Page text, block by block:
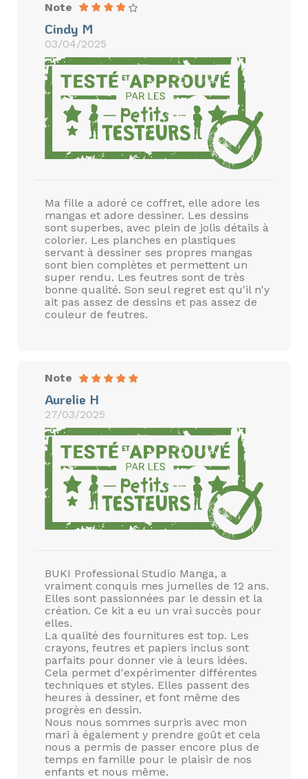
Note
Cindy M
03/04/2025
Ma fille a adoré ce coffret, elle adore les
mangas et adore dessiner. Les dessins
sont superbes, avec plein de jolis détails à
colorier. Les planches en plastiques
servant à dessiner ses propres mangas
sont bien complètes et permettent un
super rendu. Les feutres sont de très
bonne qualité. Son seul regret est qu'il n'y
ait pas assez de dessins et pas assez de
couleur de feutres.
Note
Aurelie H
27/03/2025
BUKI Professional Studio Manga, a
vraiment conquis mes jumelles de 12 ans.
Elles sont passionnées par le dessin et la
création. Ce kit a eu un vrai succès pour
elles.
La qualité des fournitures est top. Les
crayons, feutres et papiers inclus sont
parfaits pour donner vie à leurs idées.
Cela permet d'expérimenter différentes
techniques et styles. Elles passent des
heures à dessiner, et font même des
progrès en dessin.
Nous nous sommes surpris avec mon
mari à également y prendre goût et cela
nous a permis de passer encore plus de
temps en famille pour le plaisir de nos
enfants et nous même.